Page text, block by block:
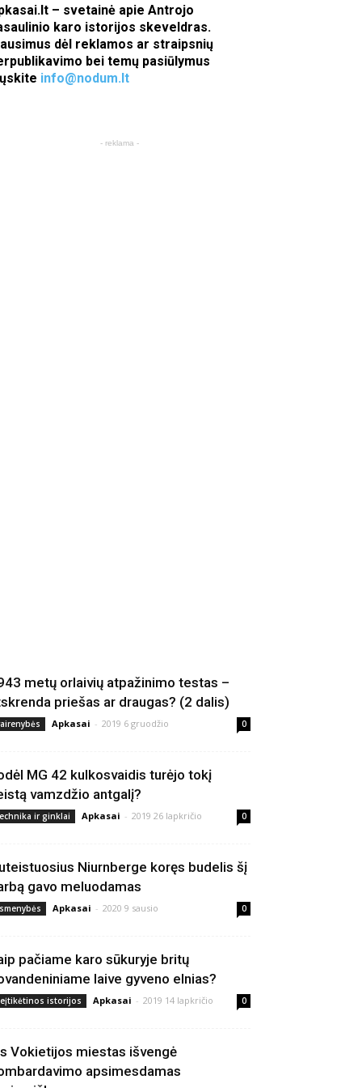
– svetainė apie Antrojo
karo istorijos skeveldras.
dėl reklamos ar straipsnių
bei temų pasiūlymus
info@nodum.lt
- reklama -
metų orlaivių atpažinimo testas –
priešas ar draugas? (2 dalis)
Apkasai - 2019 6 gruodžio 0
MG 42 kulkosvaidis turėjo tokį
vamzdžio antgalį?
ir ginklai Apkasai - 2019 26 lapkričio 0
Niurnberge koręs budelis šį
gavo meluodamas
Apkasai - 2020 9 sausio 0
pačiame karo sūkuryje britų
laive gyveno elnias?
istorijos Apkasai - 2019 14 lapkričio 0
Vokietijos miestas išvengė
apsimesdamas